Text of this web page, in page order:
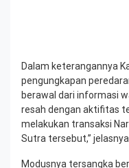
Dalam keterangannya
pengungkapan
berawal dari informasi
resah dengan aktifitas
melakukan transaksi
Sutra tersebut,” jelasnya
Modusnya tersangka